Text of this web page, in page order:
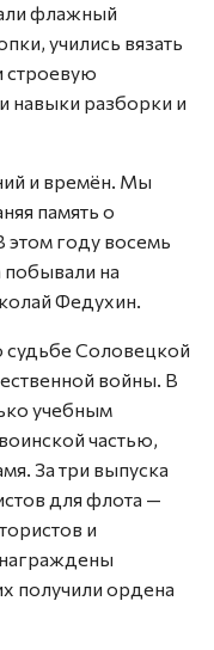
флажный
учились вязать
строевую
навыки разборки и
и времён. Мы
память о
этом году восемь
на
Федухин.
судьбе Соловецкой
войны. В
учебным
частью,
За три выпуска
для флота —
и
получили ордена